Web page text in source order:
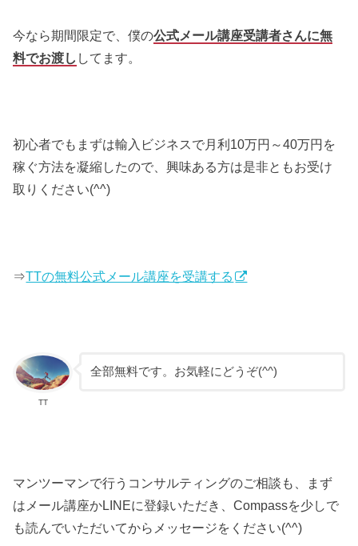
今なら期間限定で、僕の公式メール講座受講者さんに無
料でお渡し してます。
初心者でもまずは輸入ビジネスで月利10万円～40万円を
稼ぐ方法を凝縮したので、興味ある方は是非ともお受け
取りください(^^)
⇒TTの無料公式メール講座を受講する
TT
全部無料です。お気軽にどうぞ(^^)
マンツーマンで行うコンサルティングのご相談も、まず
はメール講座かLINEに登録いただき、Compassを少しで
も読んでいただいてからメッセージをください(^^)